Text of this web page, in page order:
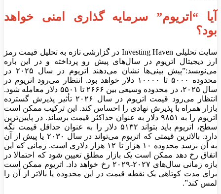
آیا “اتریوم” سرمایه گذاری امنی خواهد
بود؟
سایت تحلیلی Investing Haven در گزارشی تازه به تحلیل قیمت رمز
ارز دیجیتال اتریوم در سال‌های پیش رو پرداخته و در این باره
می‌نویسد:”پیش بینی‌ها نشان می‌دهند اتریوم در سال ۲۰۲۵ در
محدوده ۵۰۰۰ تا ۱۰۰۰۰ دلار خواهد بود. انتظار می‌رود اتریوم در
سال ۲۰۲۵، در محدوده وسیعی بین ۲۶۶۶ تا ۵۵۰۱ دلار معامله شود.
انتظار می‌رود قیمت اتریوم در سال ۲۰۲۶ تأثیر پذیرش گسترده
بازار همراه با پذیرش نهادی را احساس کند. این ترکیب ممکن است
اتریوم را به ۹۸۵۱ دلار به عنوان حداکثر قیمت برساند. در پایین‌ترین
سطح، اتریوم باید بتواند ۵۱۳۲ دلار را به عنوان حداقل قیمت نگه
دارد. بالاترین قیمتی که اتریوم می‌تواند در سال ۲۰۳۰ یا پیش از آن
به آن برسد محدوده ۱۰ هزار تا ۱۲ هزار دلاری است. زمانی که این
اتفاق رخ دهد ممکن است یک بازار مطلق تعیین شود که احتمالا در
بازه زمانی سال‌های ۲۰۲۷-۲۰۲۹ رخ خواهد داد. اتریوم ممکن است
برای مدت کوتاهی یک نقطه قیمت در این محدوده یا بالاتر از آن را
لمس کند”.